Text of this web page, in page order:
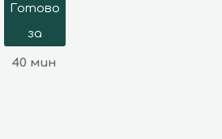
Готово
за
40 мин